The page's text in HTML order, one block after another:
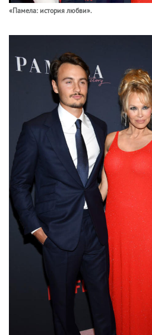
«Памела: история любви».